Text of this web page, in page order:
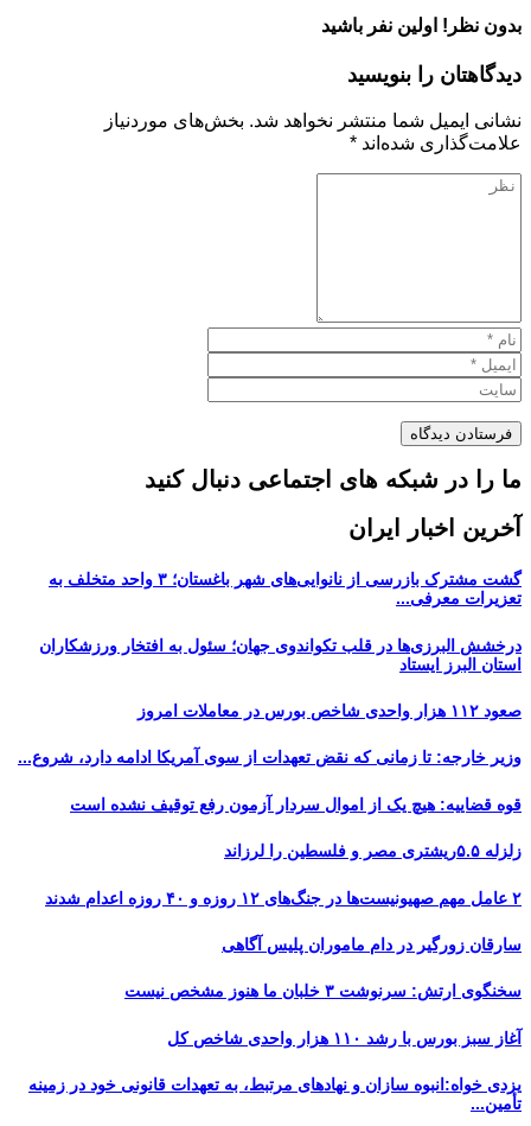
بدون نظر! اولین نفر باشید
دیدگاهتان را بنویسید
نشانی ایمیل شما منتشر نخواهد شد. بخش‌های موردنیاز
علامت‌گذاری شده‌اند *
ما را در شبکه های اجتماعی دنبال کنید
آخرین اخبار ایران
گشت مشترک بازرسی از نانوایی‌های شهر باغستان؛ ۳ واحد متخلف به
تعزیرات معرفی...
درخشش البرزی‌ها در قلب تکواندوی جهان؛ سئول به افتخار ورزشکاران
استان البرز ایستاد
صعود ۱۱۲ هزار واحدی شاخص بورس در معاملات امروز
وزیر خارجه: تا زمانی که نقض تعهدات از سوی آمریکا ادامه دارد، شروع...
قوه قضاییه: هیچ یک از اموال سردار آزمون رفع توقیف نشده است
زلزله ۵.۵ریشتری مصر و فلسطین را لرزاند
۲ عامل مهم صهیونیست‌ها در جنگ‌های ۱۲ روزه و ۴۰ روزه اعدام شدند
سارقان زورگیر در دام ماموران پلیس آگاهی
سخنگوی ارتش: سرنوشت ۳ خلبان ما هنوز مشخص نیست
آغاز سبز بورس با رشد ۱۱۰ هزار واحدی شاخص کل
یزدی خواه:انبوه سازان و نهادهای مرتبط، به تعهدات قانونی خود در زمینه
تأمین...